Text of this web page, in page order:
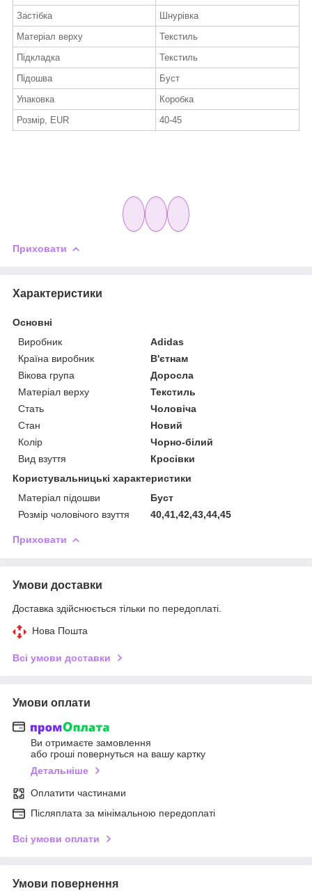
Застібка
Шнурівка
Матеріал верху
Текстиль
Підкладка
Текстиль
Підошва
Буст
Упаковка
Коробка
Розмір, EUR
40-45
Приховати
Характеристики
Основні
Виробник
Adidas
Країна виробник
В'єтнам
Вікова група
Доросла
Матеріал верху
Текстиль
Стать
Чоловіча
Стан
Новий
Колір
Чорно-білий
Вид взуття
Кросівки
Користувальницькі характеристики
Матеріал підошви
Буст
Розмір чоловічого взуття
40,41,42,43,44,45
Приховати
Умови доставки
Доставка здійснюється тільки по передоплаті.
Нова Пошта
Всі умови доставки
Умови оплати
Ви отримаєте замовлення
або гроші повернуться на вашу картку
Детальніше
Оплатити частинами
Післяплата за мінімальною передоплаті
Всі умови оплати
Умови повернення